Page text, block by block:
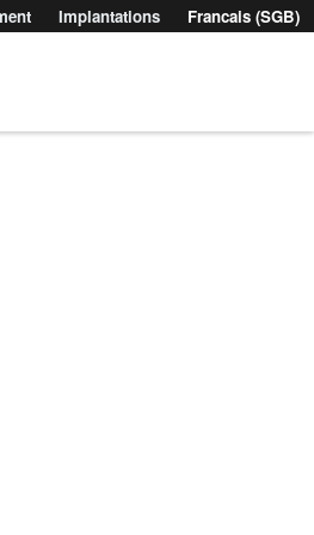
Implantations Francais (SGB)